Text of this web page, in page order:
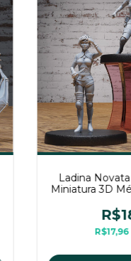
Ladina
Miniatura 3D
R$17,96